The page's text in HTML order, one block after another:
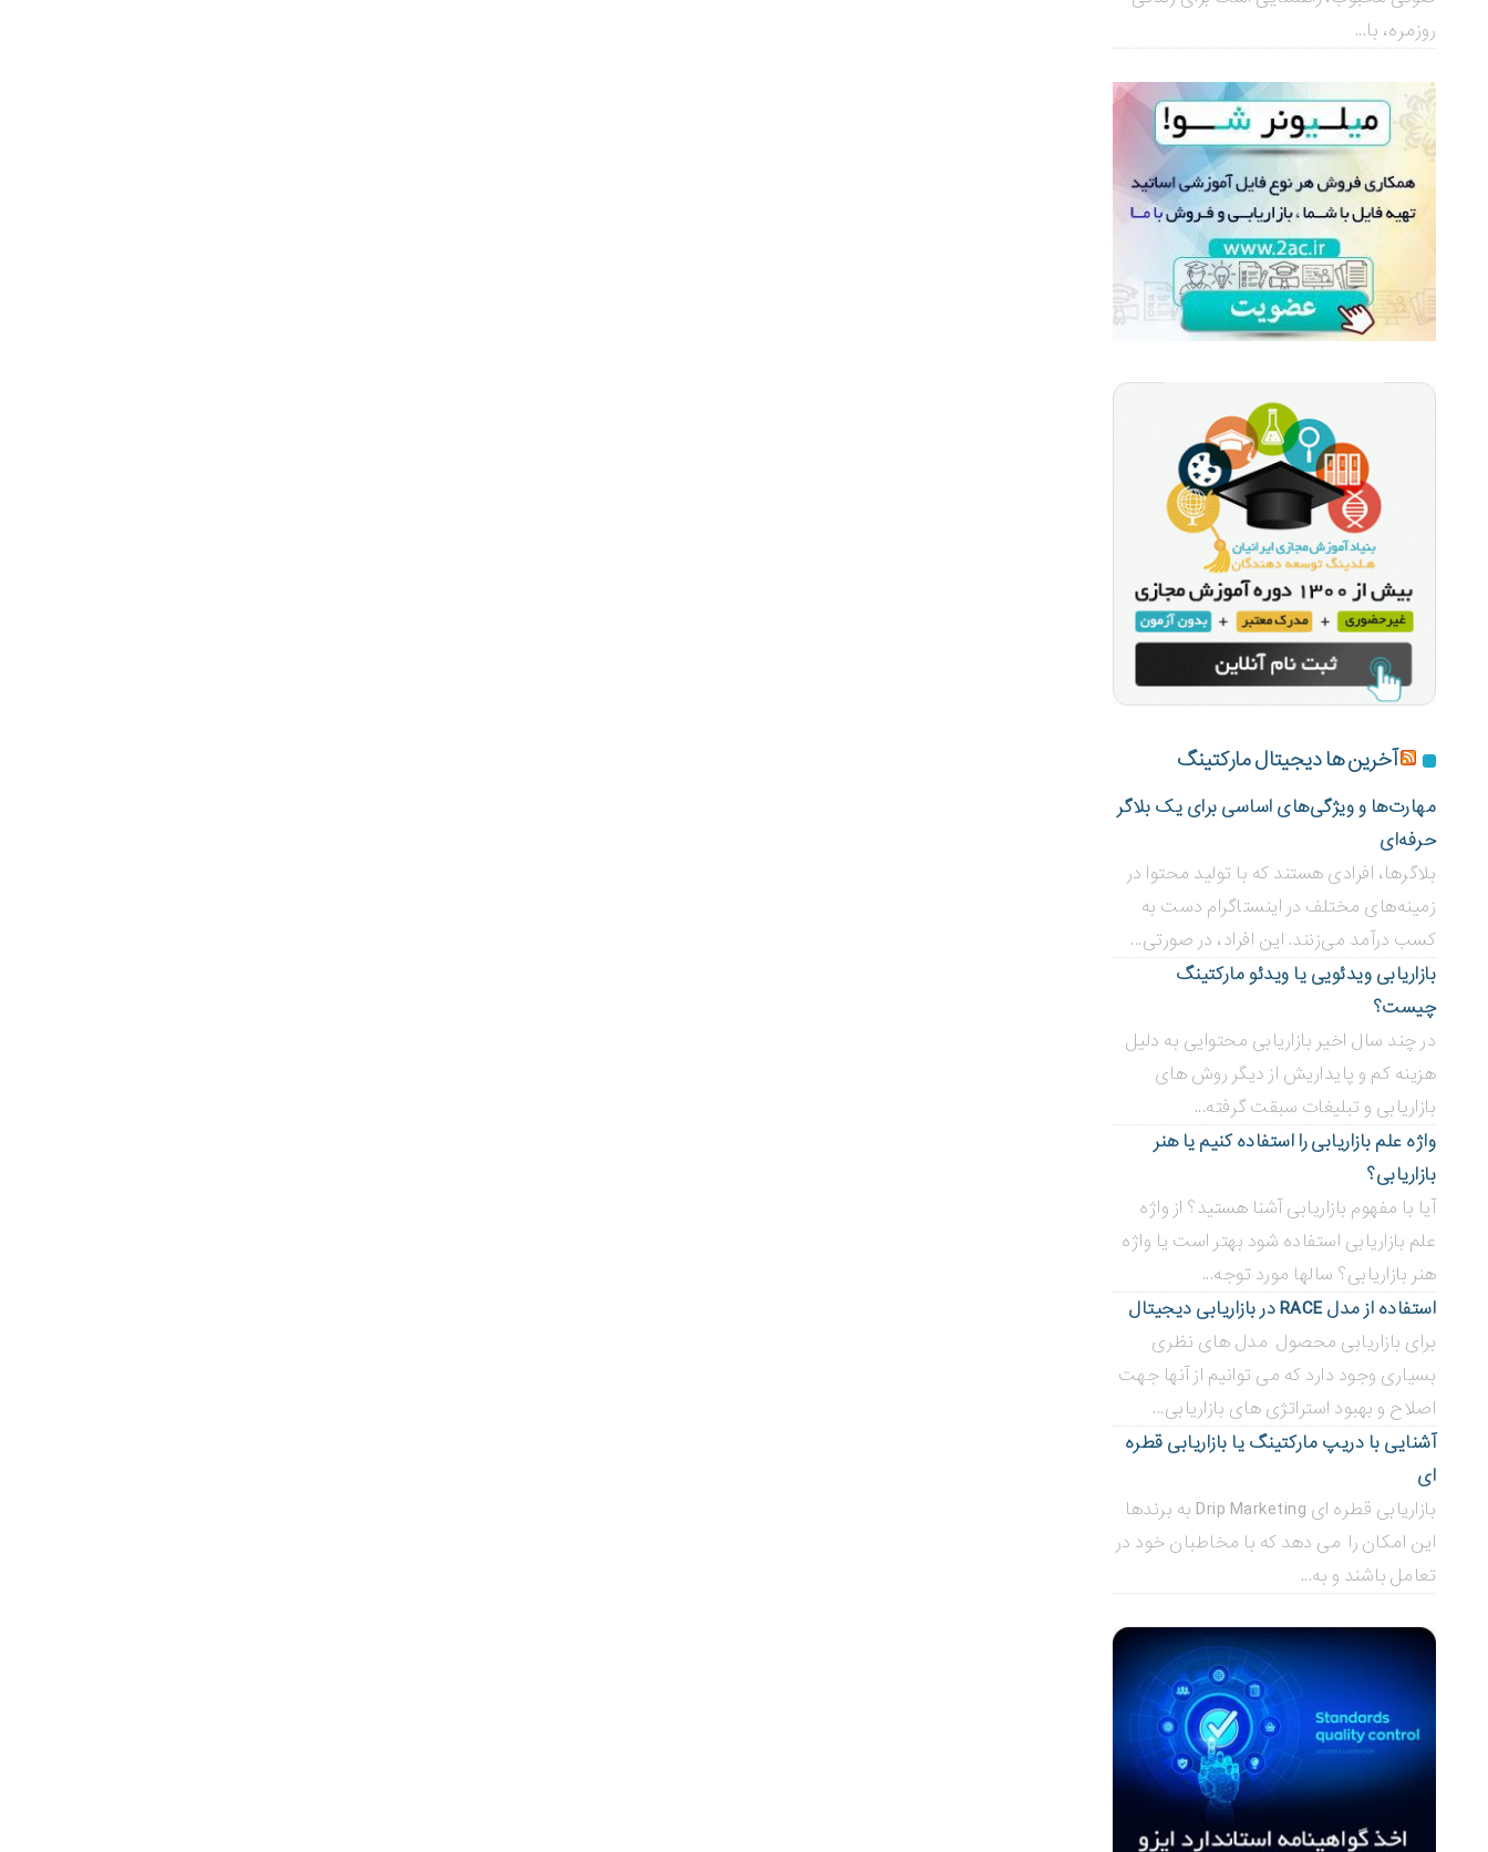
روزمره، با...
آخرین ها دیجیتال مارکتینگ
مهارت‌ها و ویژگی‌های اساسی برای یک بلاگر
حرفه‌ای
بلاگر‌ها، افرادی هستند که با تولید محتوا در
زمینه‌های مختلف در اینستاگرام دست به
کسب درآمد می‌زنند. این افراد، در صورتی...
بازاریابی ویدئویی ‌یا ویدئو مارکتینگ
چیست؟
در چند سال اخیر بازاریابی محتوایی به دلیل
هزینه کم و پایداریش از دیگر روش های
بازاریابی و تبلیغات سبقت گرفته...
واژه علم بازاریابی را استفاده کنیم یا هنر
بازاریابی؟
آیا با مفهوم بازاریابی آشنا هستید؟ از واژه
علم بازاریابی استفاده شود بهتر است یا واژه
هنر بازاریابی؟ سالها مورد توجه...
استفاده از مدل RACE در بازاریابی دیجیتال
برای بازاریابی محصول مدل های نظری
بسیاری وجود دارد که می توانیم از آنها جهت
اصلاح و بهبود استراتژی های بازاریابی...
آشنایی با دریپ مارکتینگ یا بازاریابی قطره
ای
بازاریابی قطره ای Drip Marketing به برندها
این امکان را می دهد که با مخاطبان خود در
تعامل باشند و به...